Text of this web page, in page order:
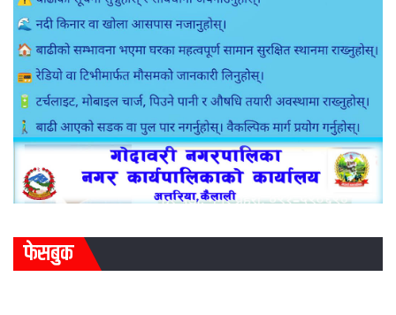
फेसबुक